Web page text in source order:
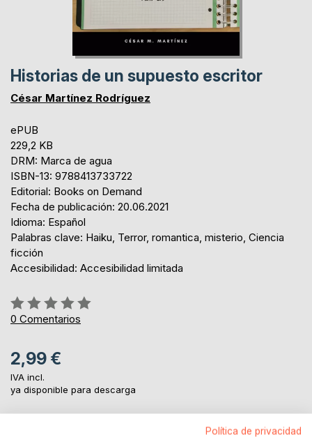
Historias de un supuesto escritor
César Martínez Rodríguez
ePUB
229,2 KB
DRM: Marca de agua
ISBN-13: 9788413733722
Editorial: Books on Demand
Fecha de publicación: 20.06.2021
Idioma: Español
Palabras clave: Haiku, Terror, romantica, misterio, Ciencia
ficción
Accesibilidad: Accesibilidad limitada
Rating:
0%
0 Comentarios
2,99 €
IVA incl.
ya disponible para descarga
Política de privacidad